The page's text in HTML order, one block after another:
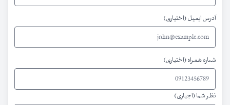
آدرس ایمیل (اختیاری)
شماره همراه (اختیاری)
نظر شما (اجباری)